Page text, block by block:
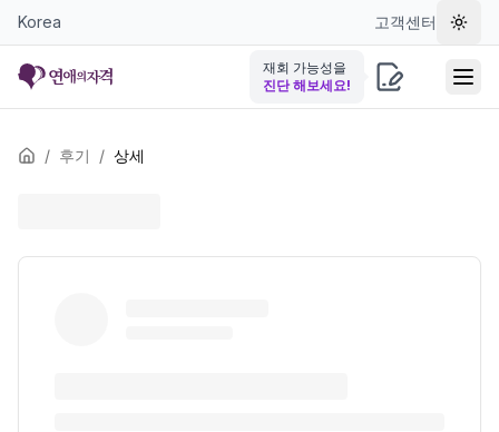
Korea 고객센터 테마
재회 가능성을
진단 해보세요!
/ 후기 / 상세